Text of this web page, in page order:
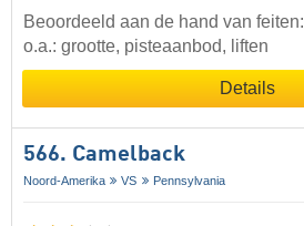
Beoordeeld aan de hand van feiten:
o.a.: grootte, pisteaanbod, liften
Details
566. Camelback
Noord-Amerika VS Pennsylvania